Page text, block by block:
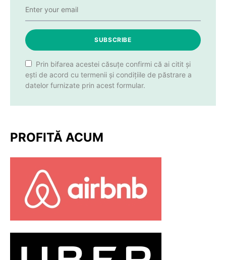
SUBSCRIBE
Prin bifarea acestei căsuțe confirmi că ai citit și
ești de acord cu termenii și condițiile de păstrare a
datelor furnizate prin acest formular.
PROFITĂ ACUM